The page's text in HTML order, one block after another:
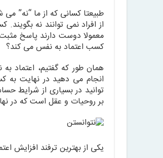
طبیعتا کسانی که از ما “نه”
از افراد نمی توانند نه
معمولا دوست دارند پاسخ
کسب اعتماد به نفس می کند؟
همان طور که گفتیم، اعتماد
انجام می دهید در نهایت به
توانید در بسیاری از شرایط
بر روحیات و عقل است که در
یکی از بهترین ترفند افزایش